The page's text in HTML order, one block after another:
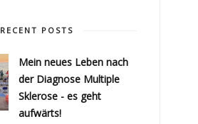
RECENT POSTS
Mein neues Leben nach
der Diagnose Multiple
Sklerose - es geht
aufwärts!